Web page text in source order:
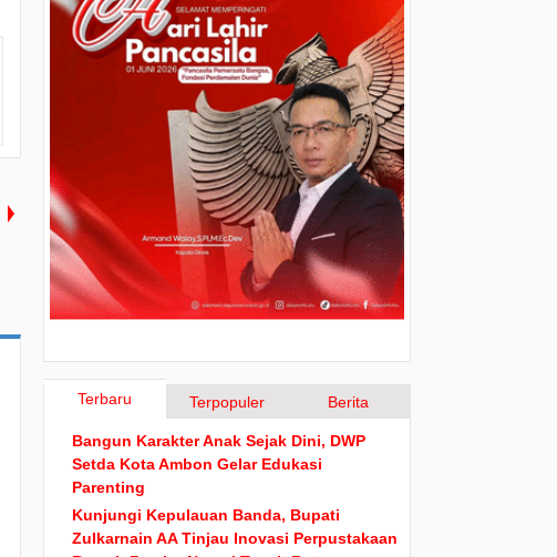
Terbaru Terpopuler Berita
Bangun Karakter Anak Sejak Dini, DWP
Setda Kota Ambon Gelar Edukasi
Parenting
Kunjungi Kepulauan Banda, Bupati
Zulkarnain AA Tinjau Inovasi Perpustakaan